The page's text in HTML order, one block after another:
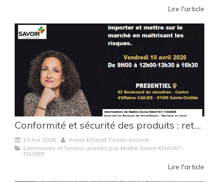
Lire l'article
Conformité et sécurité des produits : retour sur une formation consacrée à la maîtrise des risques
10 Avr 2026
Annie Khayat Tissier Avocat
Séminaires et forums animés par Maître Annie KHAYAT-
TISSIER
Lire l'article